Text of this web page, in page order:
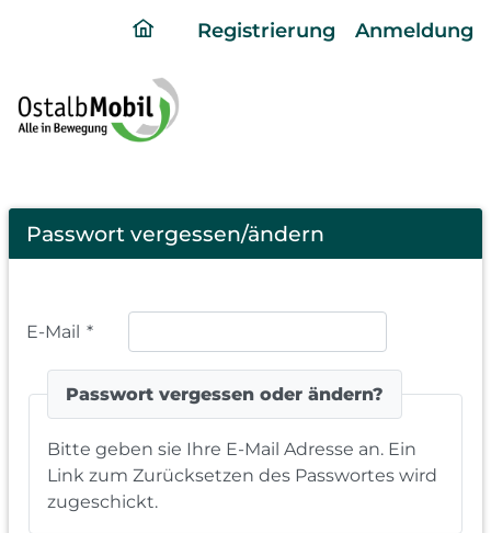
ding
page
Registrierung Anmeldung
Password
Forgotten
Passwort vergessen/ändern
E-Mail *
Passwort vergessen oder ändern?
Bitte geben sie Ihre E-Mail Adresse an. Ein
Link zum Zurücksetzen des Passwortes wird
zugeschickt.